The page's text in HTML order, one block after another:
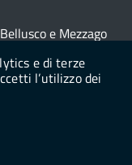
e Mezzago
e di terze
l’utilizzo dei